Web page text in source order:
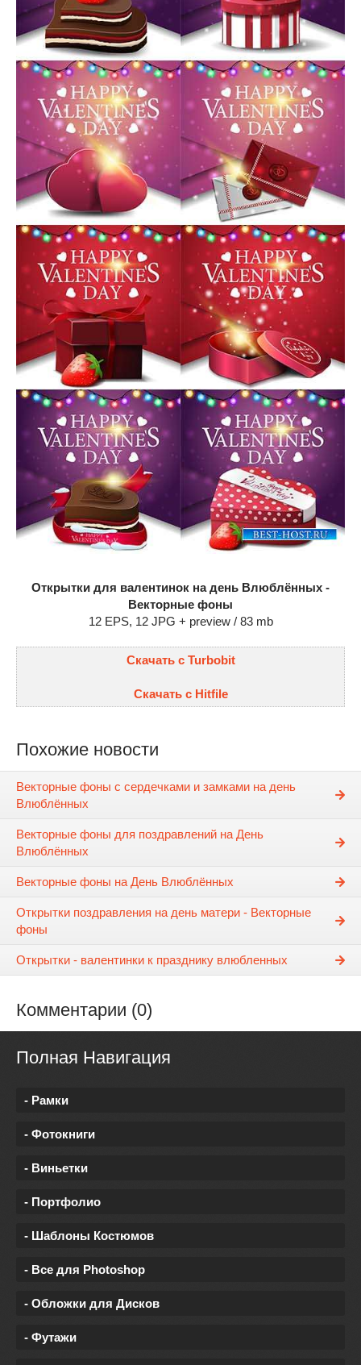
Открытки для валентинок на день Влюблённых -
Векторные фоны
12 EPS, 12 JPG + preview / 83 mb
Скачать с Turbobit
Скачать с Hitfile
Похожие новости
Векторные фоны с сердечками и замками на день
Влюблённых
Векторные фоны для поздравлений на День
Влюблённых
Векторные фоны на День Влюблённых
Открытки поздравления на день матери - Векторные
фоны
Открытки - валентинки к празднику влюбленных
Комментарии (0)
Полная Навигация
- Рамки
- Фотокниги
- Виньетки
- Портфолио
- Шаблоны Костюмов
- Все для Photoshop
- Обложки для Дисков
- Футажи